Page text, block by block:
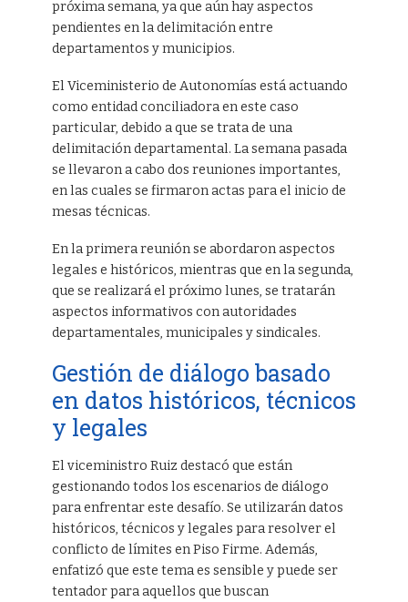
próxima semana, ya que aún hay aspectos
pendientes en la delimitación entre
departamentos y municipios.
El Viceministerio de Autonomías está actuando
como entidad conciliadora en este caso
particular, debido a que se trata de una
delimitación departamental. La semana pasada
se llevaron a cabo dos reuniones importantes,
en las cuales se firmaron actas para el inicio de
mesas técnicas.
En la primera reunión se abordaron aspectos
legales e históricos, mientras que en la segunda,
que se realizará el próximo lunes, se tratarán
aspectos informativos con autoridades
departamentales, municipales y sindicales.
Gestión de diálogo basado
en datos históricos, técnicos
y legales
El viceministro Ruiz destacó que están
gestionando todos los escenarios de diálogo
para enfrentar este desafío. Se utilizarán datos
históricos, técnicos y legales para resolver el
conflicto de límites en Piso Firme. Además,
enfatizó que este tema es sensible y puede ser
tentador para aquellos que buscan